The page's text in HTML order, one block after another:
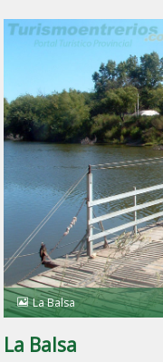
La Balsa
La Balsa